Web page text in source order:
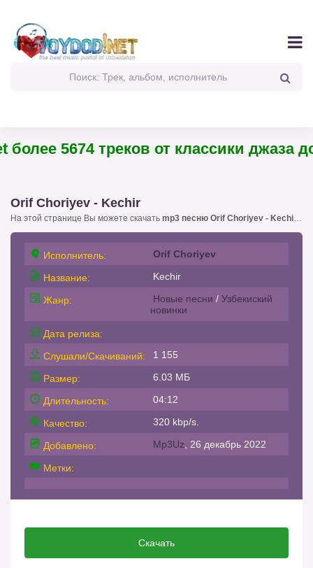
5674 треков от классики джаза до
Orif Choriyev - Kechir
На этой странице Вы можете скачать mp3 песню Orif Choriyev - Kechir
Исполнитель: Orif Choriyev
Название: Kechir
Жанр: Новые песни / Узбекиский
новинки
Дата релиза:
Слушали/Скачиваний:
1 155
Размер: 6.03 МБ
Длительность: 04:12
Качество: 320 kbp/s.
Добавлено: Mp3Uz , 26 декабрь 2022
Метки:
Скачать